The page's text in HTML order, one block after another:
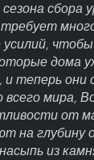
сбора
усилий,
дома
и теперь
мира,
от
на глубину
из